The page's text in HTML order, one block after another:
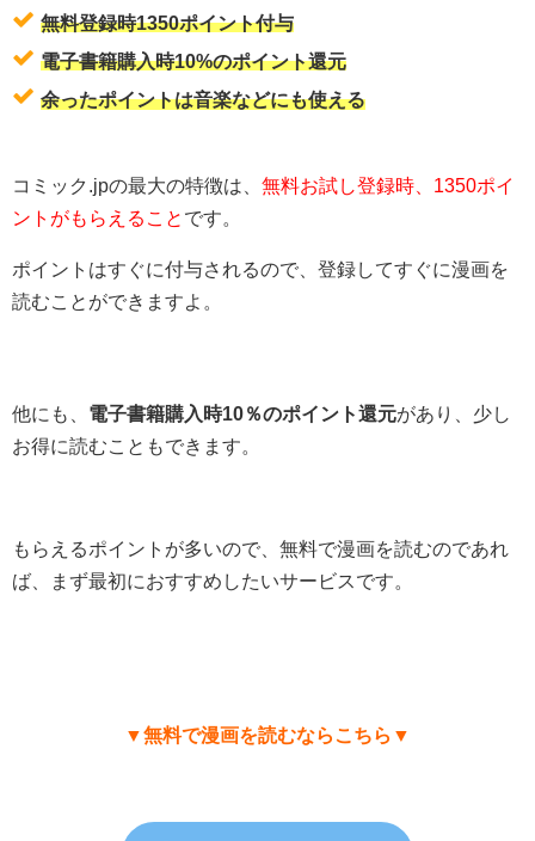
無料登録時1350ポイント付与
電子書籍購入時10%のポイント還元
余ったポイントは音楽などにも使える
コミック.jpの最大の特徴は、 無料お試し登録時、1350ポイ
ントがもらえること です。
ポイントはすぐに付与されるので、登録してすぐに漫画を
読むことができますよ。
他にも、 電子書籍購入時10％のポイント還元があり、少し
お得に読むこともできます。
もらえるポイントが多いので、無料で漫画を読むのであれ
ば、まず最初におすすめしたいサービスです。
▼無料で漫画を読むならこちら▼